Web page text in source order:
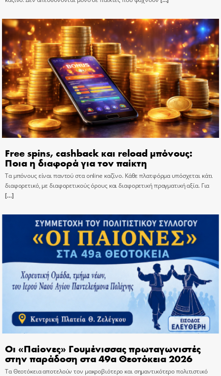
Free spins, cashback και reload μπόνους:
Ποια η διαφορά για τον παίκτη
Τα μπόνους είναι παντού στα online καζίνο. Κάθε πλατφόρμα υπόσχεται κάτι
διαφορετικό, με διαφορετικούς όρους και διαφορετική πραγματική αξία. Για
[…]
Οι «Παίονες» Γουμένισσας πρωταγωνιστές
στην παράδοση στα 49α Θεοτόκεια 2026
Τα Θεοτόκεια αποτελούν τον μακροβιότερο και σημαντικότερο πολιτιστικό